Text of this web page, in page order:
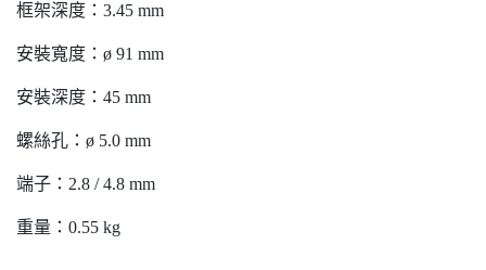
框架深度：3.45 mm
安裝寬度：ø 91 mm
安裝深度：45 mm
螺絲孔：ø 5.0 mm
端子：2.8 / 4.8 mm
重量：0.55 kg